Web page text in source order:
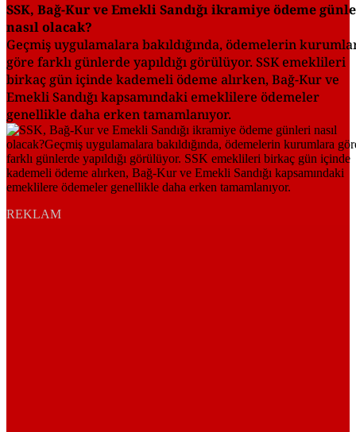
SSK, Bağ-Kur ve Emekli Sandığı ikramiye ödeme
nasıl olacak?
Geçmiş uygulamalara bakıldığında, ödemelerin
göre farklı günlerde yapıldığı görülüyor. SSK emeklileri
birkaç gün içinde kademeli ödeme alırken, Bağ-Kur ve
Emekli Sandığı kapsamındaki emeklilere ödemeler
genellikle daha erken tamamlanıyor.
REKLAM